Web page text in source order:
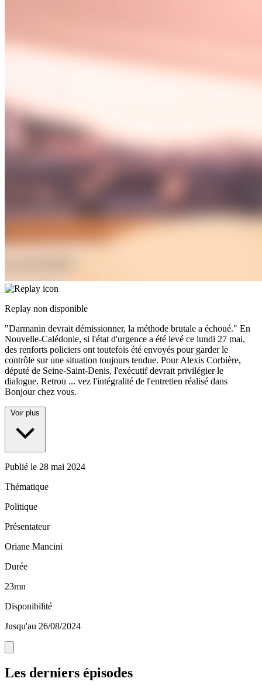
Replay non disponible
"Darmanin devrait démissionner, la méthode brutale a échoué." En
Nouvelle-Calédonie, si l'état d'urgence a été levé ce lundi 27 mai,
des renforts policiers ont toutefois été envoyés pour garder le
contrôle sur une situation toujours tendue. Pour Alexis Corbière,
député de Seine-Saint-Denis, l'exécutif devrait privilégier le
dialogue. Retrou ... vez l'intégralité de l'entretien réalisé dans
Bonjour chez vous.
Voir plus
Publié le 28 mai 2024
Thématique
Politique
Présentateur
Oriane Mancini
Durée
23mn
Disponibilité
Jusqu'au 26/08/2024
Les derniers épisodes